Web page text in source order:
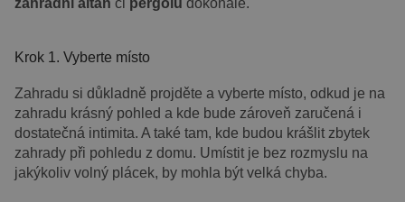
Krok 1. Vyberte místo
Zahradu si důkladně projděte a vyberte místo, odkud je na
zahradu krásný pohled a kde bude zároveň zaručená i
dostatečná intimita. A také tam, kde budou krášlit zbytek
zahrady při pohledu z domu. Umístit je bez rozmyslu na
jakýkoliv volný plácek, by mohla být velká chyba.